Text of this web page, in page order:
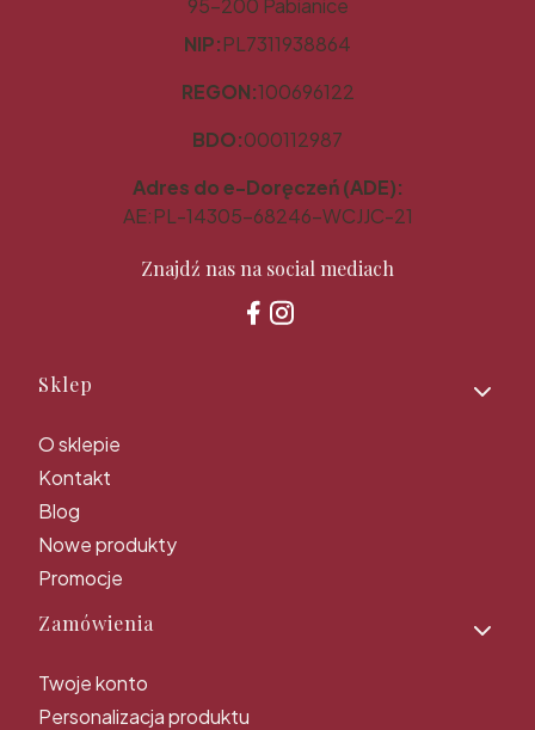
95-200 Pabianice
NIP:PL7311938864
REGON:100696122
BDO:000112987
Adres do e-Doręczeń (ADE):
AE:PL-14305-68246-WCJJC-21
Znajdź nas na social mediach
Linki w stopce
Sklep
O sklepie
Kontakt
Blog
Nowe produkty
Promocje
Zamówienia
Twoje konto
Personalizacja produktu